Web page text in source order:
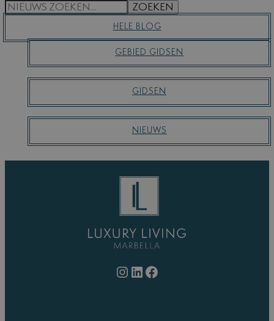
S
ZOEKEN
HELE BLOG
GEBIED GIDSEN
GIDSEN
NIEUWS
Instagram LinkedIn Facebook